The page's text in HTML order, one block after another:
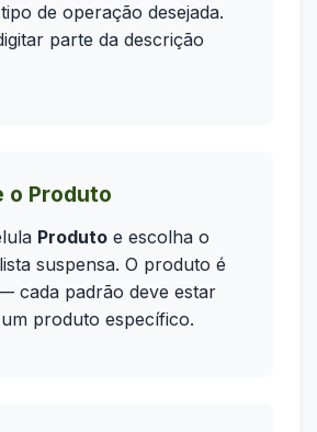
de operação desejada.
parte da descrição
o Produto
Produto e escolha o
suspensa. O produto é
cada padrão deve estar
produto específico.